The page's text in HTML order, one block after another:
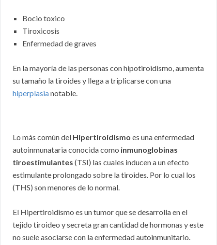
Bocio toxico
Tiroxicosis
Enfermedad de graves
En la mayoría de las personas con hipotiroidismo, aumenta
su tamaño la tiroides y llega a triplicarse con una
hiperplasianotable.
Lo más común del Hipertiroidismo es una enfermedad
autoinmunataria conocida como inmunoglobinas
tiroestimulantes (TSI) las cuales inducen a un efecto
estimulante prolongado sobre la tiroides. Por lo cual los
(THS) son menores de lo normal.
El Hipertiroidismo es un tumor que se desarrolla en el
tejido tiroideo y secreta gran cantidad de hormonas y este
no suele asociarse con la enfermedad autoinmunitario.